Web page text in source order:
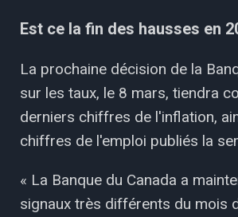
Est ce la fin des hausses en
La prochaine décision de la
sur les taux, le 8 mars, tiendra
derniers chiffres de l'inflation,
chiffres de l'emploi publiés la
« La Banque du Canada a
signaux très différents du mois